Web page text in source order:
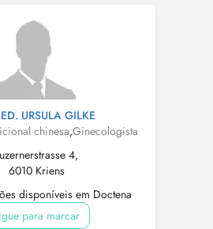
URSULA GILKE
chinesa,Ginecologista
4,
6010 Kriens
disponíveis em Doctena
para marcar